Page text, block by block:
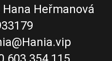
Hana Heřmanová